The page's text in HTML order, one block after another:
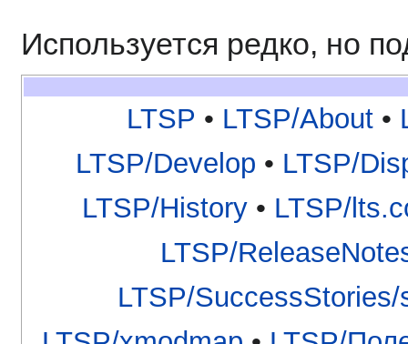
Используется редко, но
LTSP • LTSP/About•
LTSP/Develop • LTSP/
LTSP/History • LTSP/
LTSP/
LTSP/SuccessStories/